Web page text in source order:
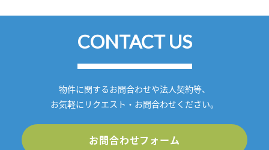
CONTACT US
物件に関するお問合わせや法人契約等、
お気軽にリクエスト・お問合わせください。
お問合わせフォーム